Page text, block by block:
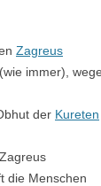
Zagreus
immer),
der Kureten
die Menschen